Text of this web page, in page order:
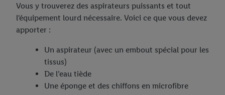
Vous y trouverez des aspirateurs puissants et tout
l'équipement lourd nécessaire. Voici ce que vous devez
apporter :
Un aspirateur (avec un embout spécial pour les
tissus)
De l’eau tiède
Une éponge et des chiffons en microfibre